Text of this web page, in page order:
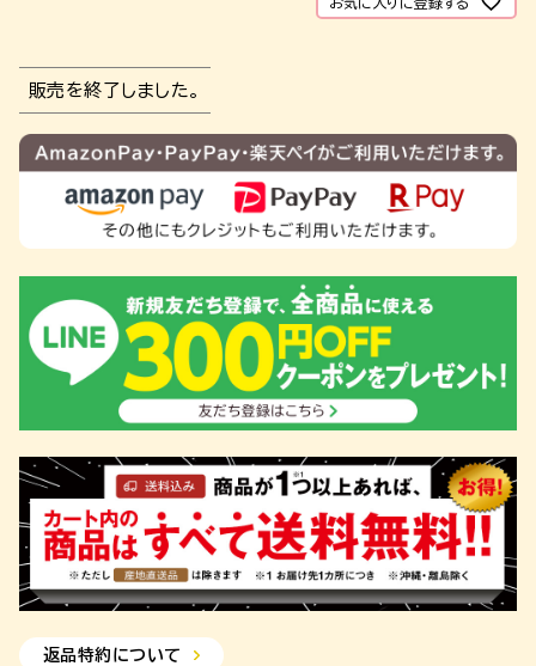
販売を終了しました。
返品特約について